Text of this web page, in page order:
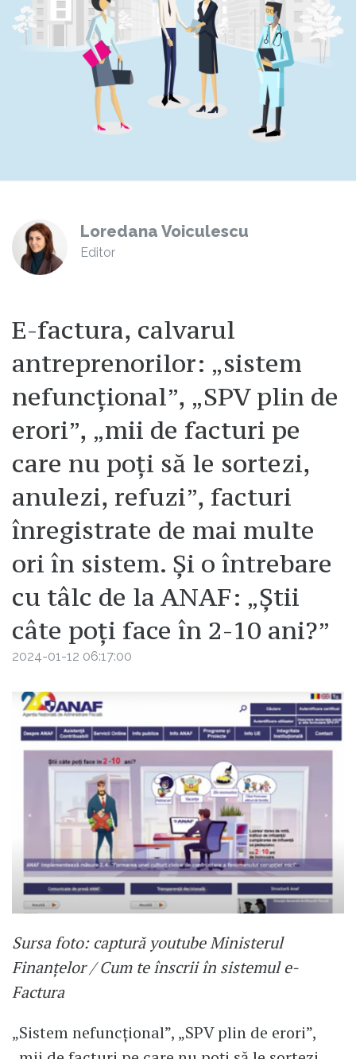
Loredana Voiculescu
Editor
E-factura, calvarul
antreprenorilor: „sistem
nefuncțional”, „SPV plin de
erori”, „mii de facturi pe
care nu poți să le sortezi,
anulezi, refuzi”, facturi
înregistrate de mai multe
ori în sistem. Și o întrebare
cu tâlc de la ANAF: „Știi
câte poți face în 2-10 ani?”
2024-01-12 06:17:00
Sursa foto: captură youtube Ministerul
Finanțelor / Cum te înscrii în sistemul e-
Factura
„Sistem nefuncțional”, „SPV plin de erori”,